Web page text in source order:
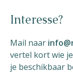
Interesse?
Mail naar
vertel kort wie
je beschikbaar